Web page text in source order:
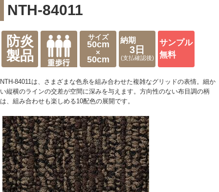
NTH-84011
防炎
製品
サイズ
50cm
×
50cm
納期
3日
(支払確認後)
サンプル
無料
NTH-84011は、さまざまな色糸を組み合わせた複雑なグリッドの表情。細か
い縦横のラインの交差が空間に深みを与えます。方向性のない布目調の柄
は、組み合わせも楽しめる10配色の展開です。